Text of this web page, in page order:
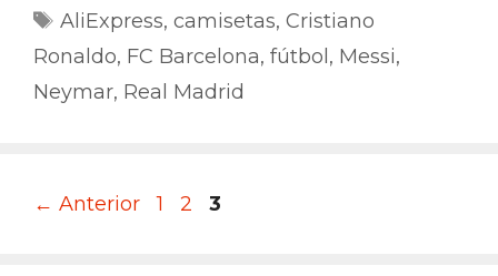
Etiquetas
AliExpress, camisetas, Cristiano
Ronaldo, FC Barcelona, fútbol , Messi,
Neymar, Real Madrid
← Anterior Página
1 Página
2 Página
3